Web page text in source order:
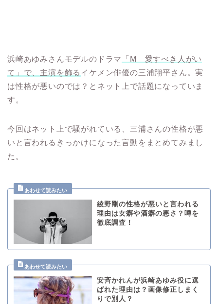
浜崎あゆみさんモデルのドラマ
「M 愛すべき人がい
て」で、主演を飾る イケメン俳優の三浦翔平さん。実
は性格が悪いのでは？とネット上で話題になっていま
す。
今回はネット上で騒がれている、三浦さんの性格が悪
いと言われるきっかけになった言動をまとめてみまし
た。
綾野剛の性格が悪いと言われる
理由は女癖や酒癖の悪さ？噂を
徹底調査！
安斉かれんが浜崎あゆみ役に選
ばれた理由は？画像修正しまく
りで別人？